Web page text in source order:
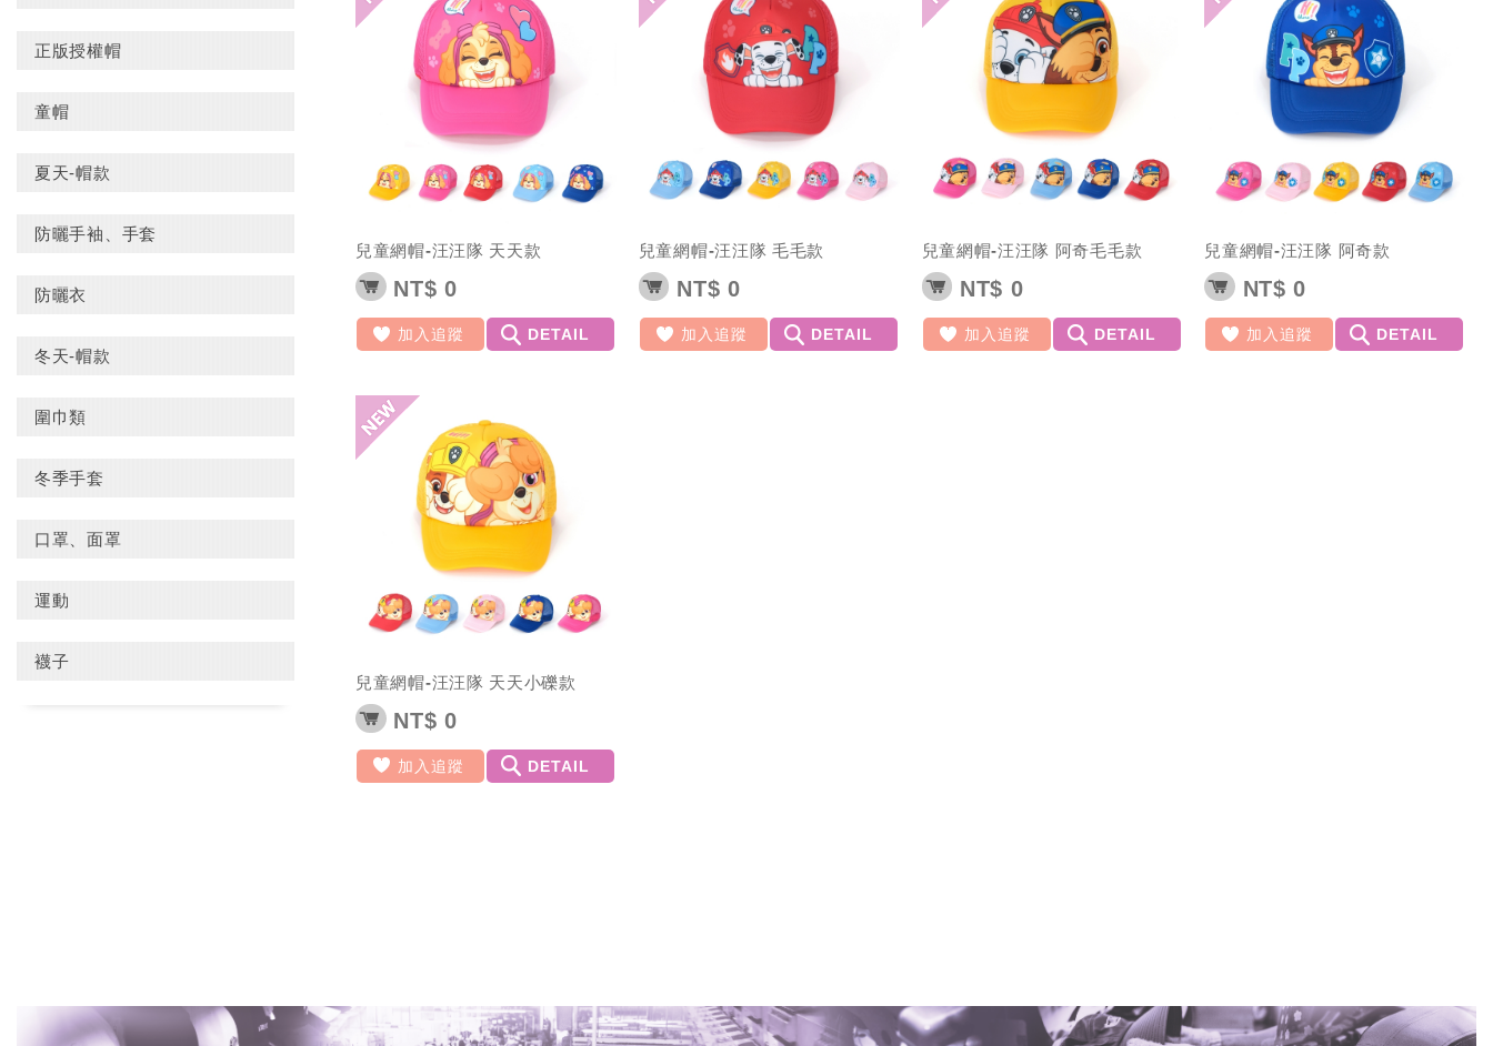
正版授權帽
童帽
夏天-帽款
防曬手袖、手套
防曬衣
冬天-帽款
圍巾類
冬季手套
口罩、面罩
運動
襪子
兒童網帽-汪汪隊 天天款
NT$ 0
加入追蹤 DETAIL
兒童網帽-汪汪隊 毛毛款
NT$ 0
加入追蹤 DETAIL
兒童網帽-汪汪隊 阿奇毛毛款
NT$ 0
加入追蹤 DETAIL
兒童網帽-汪汪隊 阿奇款
NT$ 0
加入追蹤 DETAIL
兒童網帽-汪汪隊 天天小礫款
NT$ 0
加入追蹤 DETAIL